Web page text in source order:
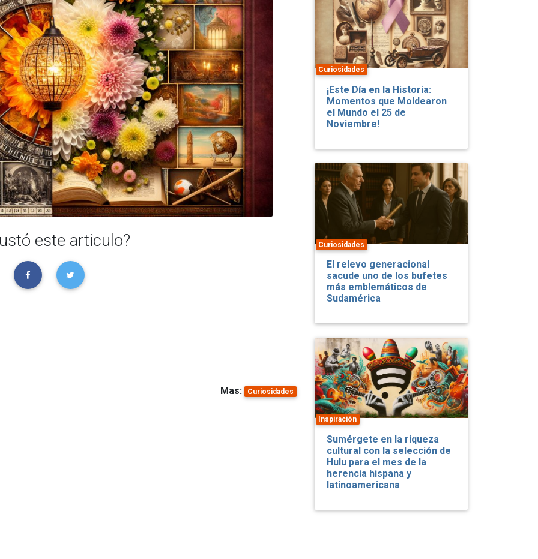
este articulo?
Mas: Curiosidades
Curiosidades
¡Este Día en la Historia:
Momentos que Moldearon
el Mundo el 25 de
Noviembre!
Curiosidades
El relevo generacional
sacude uno de los bufetes
más emblemáticos de
Sudamérica
Inspiración
Sumérgete en la riqueza
cultural con la selección de
Hulu para el mes de la
herencia hispana y
latinoamericana